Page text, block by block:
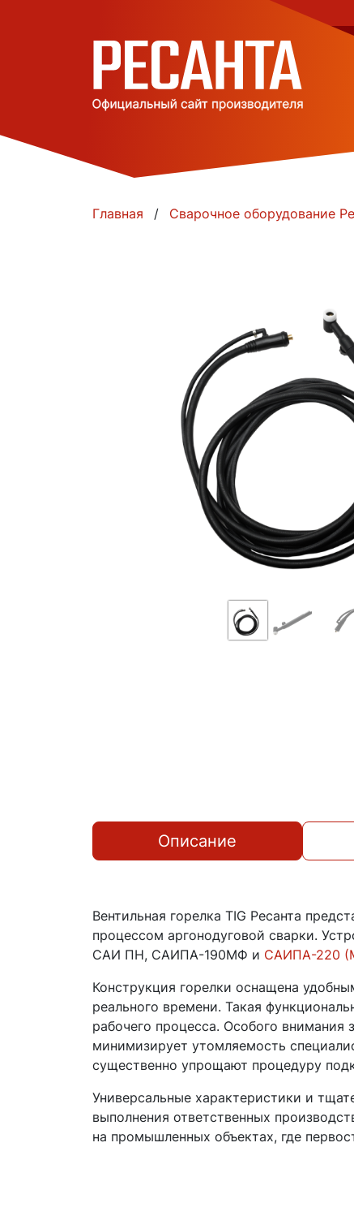
Главная Сварочное оборудование
Описание
Вентильная горелка TIG Ресанта
процессом аргонодуговой сварки.
САИ ПН, САИПА-190МФ и САИПА-220
Конструкция горелки оснащена
реального времени. Такая
рабочего процесса. Особого внимания
минимизирует утомляемость
существенно упрощают процедуру
Универсальные характеристики и
выполнения ответственных
на промышленных объектах, где